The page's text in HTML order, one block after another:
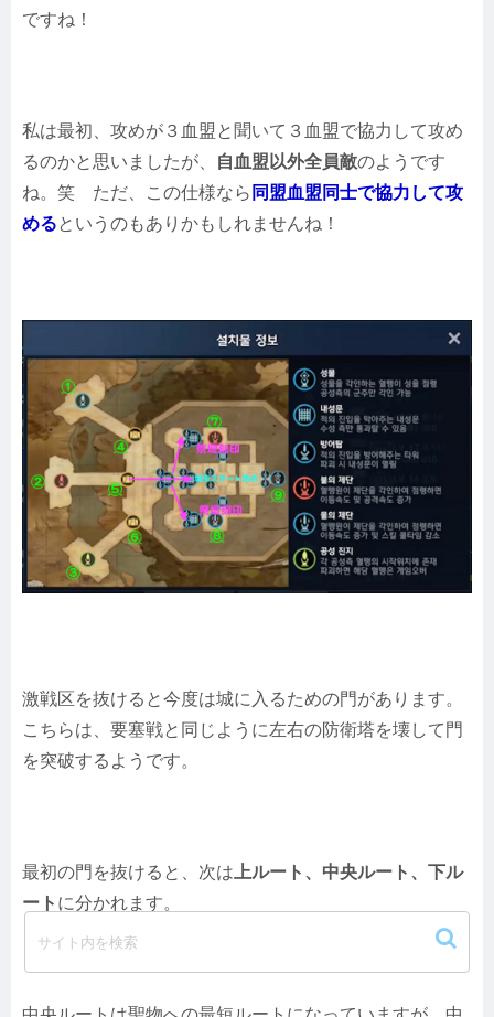
ですね！
私は最初、攻めが３血盟と聞いて３血盟で協力して攻め
るのかと思いましたが、
自血盟以外全員敵のようです
ね。笑 ただ、この仕様なら 同盟血盟同士で協力して攻
めるというのもありかもしれませんね！
激戦区を抜けると今度は城に入るための門があります。
こちらは、要塞戦と同じように左右の防衛塔を壊して門
を突破するようです。
最初の門を抜けると、次は 上ルート、中央ルート、下ル
ート に分かれます。